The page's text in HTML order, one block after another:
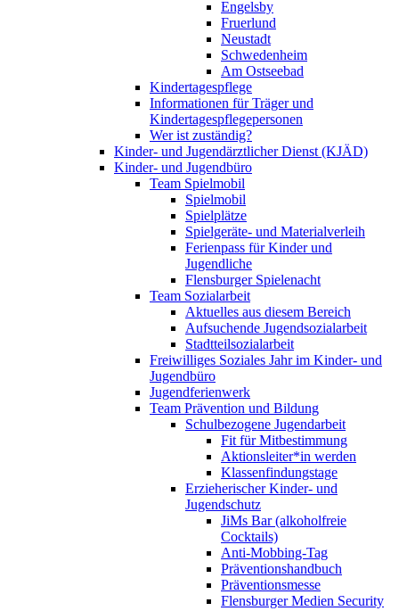
Engelsby
Fruerlund
Neustadt
Schwedenheim
Am Ostseebad
Kindertagespflege
Informationen für Träger und
Kindertagespflegepersonen
Wer ist zuständig?
Kinder- und Jugendärztlicher Dienst (KJÄD)
Kinder- und Jugendbüro
Team Spielmobil
Spielmobil
Spielplätze
Spielgeräte- und Materialverleih
Ferienpass für Kinder und
Jugendliche
Flensburger Spielenacht
Team Sozialarbeit
Aktuelles aus diesem Bereich
Aufsuchende Jugendsozialarbeit
Stadtteilsozialarbeit
Freiwilliges Soziales Jahr im Kinder- und
Jugendbüro
Jugendferienwerk
Team Prävention und Bildung
Schulbezogene Jugendarbeit
Fit für Mitbestimmung
Aktionsleiter*in werden
Klassenfindungstage
Erzieherischer Kinder- und
Jugendschutz
JiMs Bar (alkoholfreie
Cocktails)
Anti-Mobbing-Tag
Präventionshandbuch
Präventionsmesse
Flensburger Medien Security